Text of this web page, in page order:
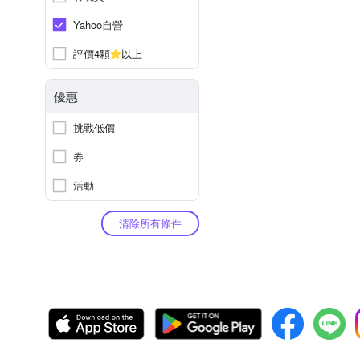
Yahoo自營
評價4顆
以上
優惠
挑戰低價
券
活動
清除所有條件